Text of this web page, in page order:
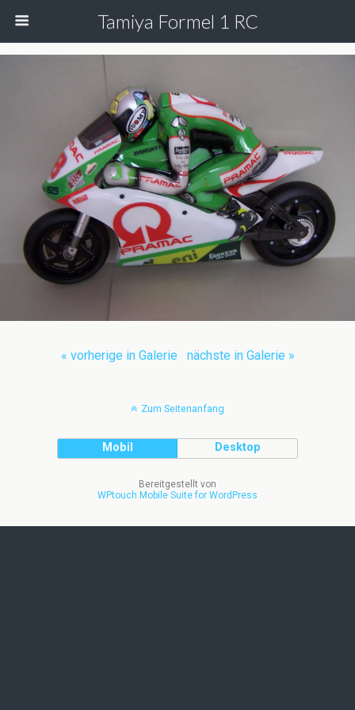
Tamiya Formel 1 RC
« vorherige in Galerie nächste in Galerie »
Zum Seitenanfang
Mobil Desktop
Bereitgestellt von
WPtouch Mobile Suite for WordPress